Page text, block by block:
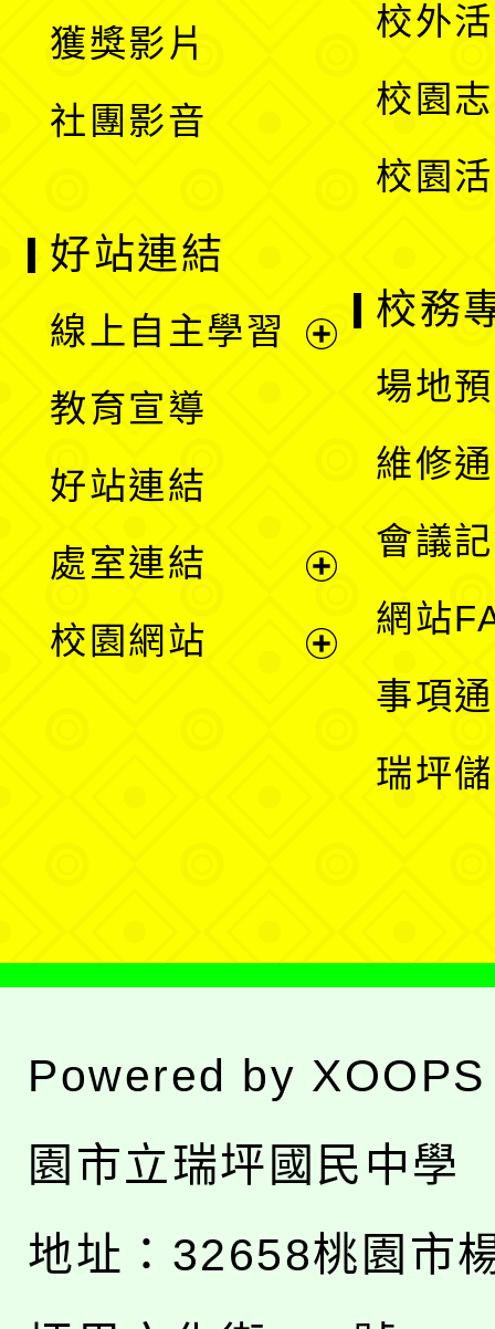
獲獎影片
社團影音
校外
校園
校園
好站連結
線上自主學習
單
教育宣導
好站連結
處室連結
校園網站
校務
場地
維修
會議
網站
事項
瑞坪
Powered by XOOPS
園市立瑞坪國民中學
地址： 32658桃園市